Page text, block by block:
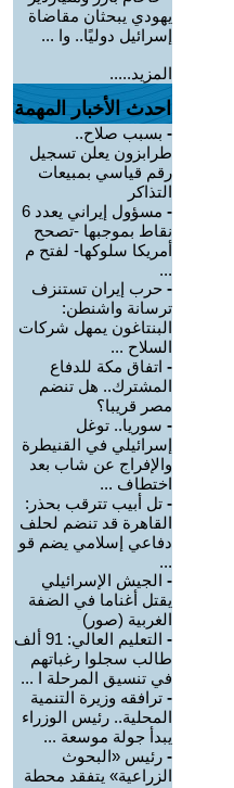
يهودي يبحثان مقاضاة
إسرائيل دوليًا.. وا ...
المزيد.....
احدث الأخبار المهمة
- بسبب صلاح..
طرابزون يعلن تسجيل
رقم قياسي بمبيعات
التذاكر
-
مسؤول إيراني يعدد 6
نقاط بموجبها -تصحح
أمريكا سلوكها- لفتح م
...
- حرب إيران تستنزف
ترسانة واشنطن:
البنتاغون يمهل شركات
السلاح ...
- اتفاق مكة للدفاع
المشترك.. هل تنضم
مصر قريبا؟
- سوريا.. توغل
إسرائيلي في القنيطرة
والإفراج عن شاب بعد
اختطاف ...
- تل أبيب تترقب بحذر:
القاهرة قد تنضم لحلف
دفاعي إسلامي يضم قو
...
- الجيش الإسرائيلي
يقتل أغناما في الضفة
الغربية (صور)
-
التعليم العالي: 91 ألف
طالب سجلوا رغباتهم
في تنسيق المرحلة ا ...
- ترافقه وزيرة التنمية
المحلية.. رئيس الوزراء
يبدأ جولة موسعة ...
- رئيس «البحوث
الزراعية» يتفقد محطة